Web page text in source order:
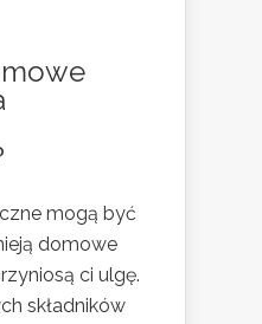
mogą być
domowe
ci ulgę.
składników